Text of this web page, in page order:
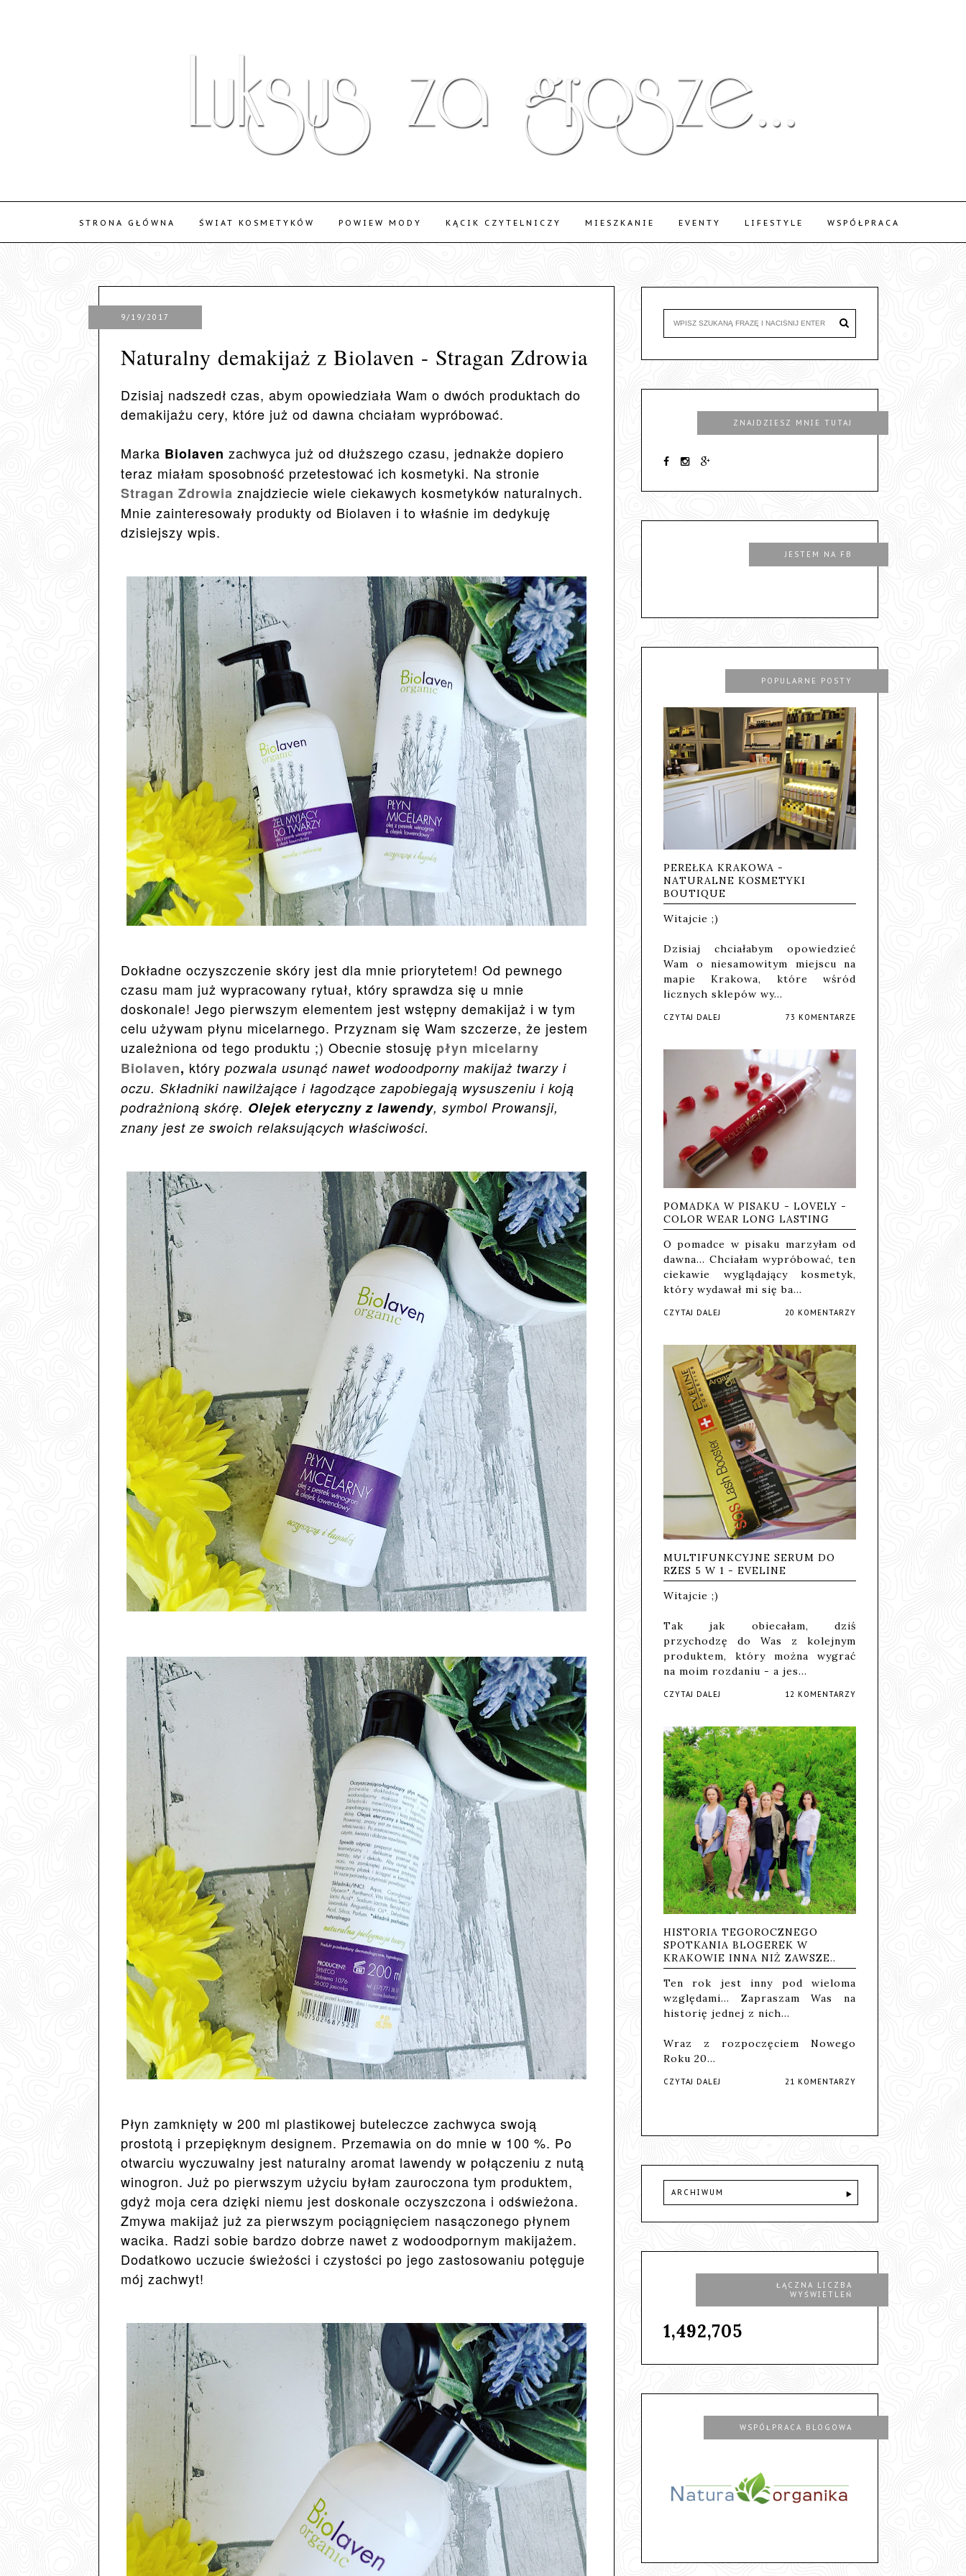
STRONA GŁÓWNA ŚWIAT KOSMETYKÓW POWIEW MODY KĄCIK CZYTELNICZY MIESZKANIE EVENTY LIFESTYLE WSPÓŁPRACA
9/19/2017
Naturalny demakijaż z Biolaven - Stragan Zdrowia
Dzisiaj nadszedł czas, abym opowiedziała Wam o dwóch produktach do
demakijażu cery, które już od dawna chciałam wypróbować.
Marka Biolaven zachwyca już od dłuższego czasu, jednakże dopiero
teraz miałam sposobność przetestować ich kosmetyki. Na stronie
Stragan Zdrowia znajdziecie wiele ciekawych kosmetyków naturalnych.
Mnie zainteresowały produkty od Biolaven i to właśnie im dedykuję
dzisiejszy wpis.
Dokładne oczyszczenie skóry jest dla mnie priorytetem! Od pewnego
czasu mam już wypracowany rytuał, który sprawdza się u mnie
doskonale! Jego pierwszym elementem jest wstępny demakijaż i w tym
celu używam płynu micelarnego. Przyznam się Wam szczerze, że jestem
uzależniona od tego produktu ;) Obecnie stosuję płyn micelarny
Biolaven, który pozwala usunąć nawet wodoodporny makijaż twarzy i
oczu. Składniki nawilżające i łagodzące zapobiegają wysuszeniu i koją
podrażnioną skórę. Olejek eteryczny z lawendy, symbol Prowansji,
znany jest ze swoich relaksujących właściwości.
Płyn zamknięty w 200 ml plastikowej buteleczce zachwyca swoją
prostotą i przepięknym designem. Przemawia on do mnie w 100 %. Po
otwarciu wyczuwalny jest naturalny aromat lawendy w połączeniu z nutą
winogron. Już po pierwszym użyciu byłam zauroczona tym produktem,
gdyż moja cera dzięki niemu jest doskonale oczyszczona i odświeżona.
Zmywa makijaż już za pierwszym pociągnięciem nasączonego płynem
wacika. Radzi sobie bardzo dobrze nawet z wodoodpornym makijażem.
Dodatkowo uczucie świeżości i czystości po jego zastosowaniu potęguje
mój zachwyt!
ZNAJDZIESZ MNIE TUTAJ
JESTEM NA FB
POPULARNE POSTY
PEREŁKA KRAKOWA -
NATURALNE KOSMETYKI
BOUTIQUE
Witajcie ;)
Dzisiaj chciałabym opowiedzieć
Wam o niesamowitym miejscu na
mapie Krakowa, które wśród
licznych sklepów wy…
CZYTAJ DALEJ 73 KOMENTARZE
POMADKA W PISAKU - LOVELY -
COLOR WEAR LONG LASTING
O pomadce w pisaku marzyłam od
dawna... Chciałam wypróbować, ten
ciekawie wyglądający kosmetyk,
który wydawał mi się ba…
CZYTAJ DALEJ 20 KOMENTARZY
MULTIFUNKCYJNE SERUM DO
RZES 5 W 1 - EVELINE
Witajcie ;)
Tak jak obiecałam, dziś
przychodzę do Was z kolejnym
produktem, który można wygrać
na moim rozdaniu - a jes…
CZYTAJ DALEJ 12 KOMENTARZY
HISTORIA TEGOROCZNEGO
SPOTKANIA BLOGEREK W
KRAKOWIE INNA NIŻ ZAWSZE..
Ten rok jest inny pod wieloma
względami... Zapraszam Was na
historię jednej z nich...
Wraz z rozpoczęciem Nowego
Roku 20…
CZYTAJ DALEJ 21 KOMENTARZY
ARCHIWUM
ŁĄCZNA LICZBA
WYŚWIETLEŃ
1,492,705
WSPÓŁPRACA BLOGOWA